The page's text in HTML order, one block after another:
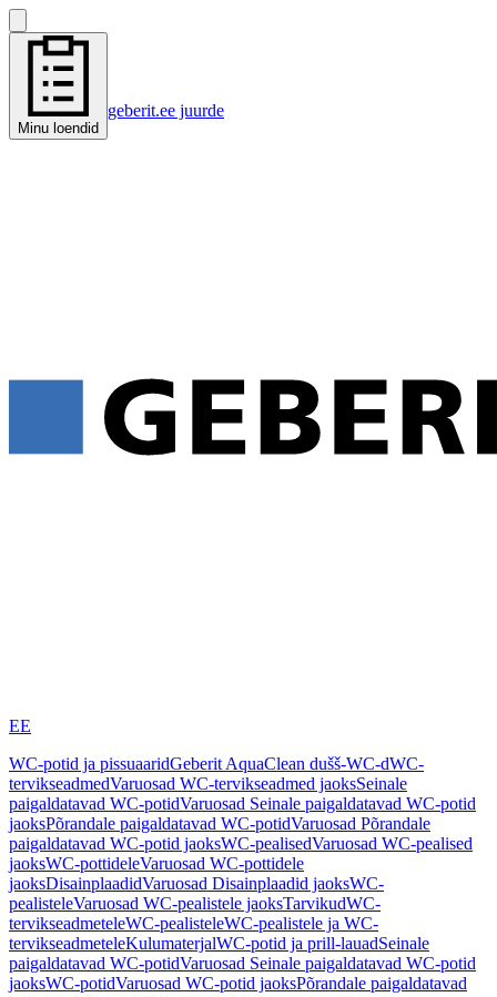
Minu loendid
geberit.ee juurde
EE
WC-potid ja pissuaaridGeberit AquaClean dušš-WC-dWC-
tervikseadmedVaruosad WC-tervikseadmed jaoksSeinale
paigaldatavad WC-potidVaruosad Seinale paigaldatavad WC-potid
jaoksPõrandale paigaldatavad WC-potidVaruosad Põrandale
paigaldatavad WC-potid jaoksWC-pealisedVaruosad WC-pealised
jaoksWC-pottideleVaruosad WC-pottidele
jaoksDisainplaadidVaruosad Disainplaadid jaoksWC-
pealisteleVaruosad WC-pealistele jaoksTarvikudWC-
tervikseadmeteleWC-pealisteleWC-pealistele ja WC-
tervikseadmeteleKulumaterjalWC-potid ja prill-lauadSeinale
paigaldatavad WC-potidVaruosad Seinale paigaldatavad WC-potid
jaoksWC-potidVaruosad WC-potid jaoksPõrandale paigaldatavad